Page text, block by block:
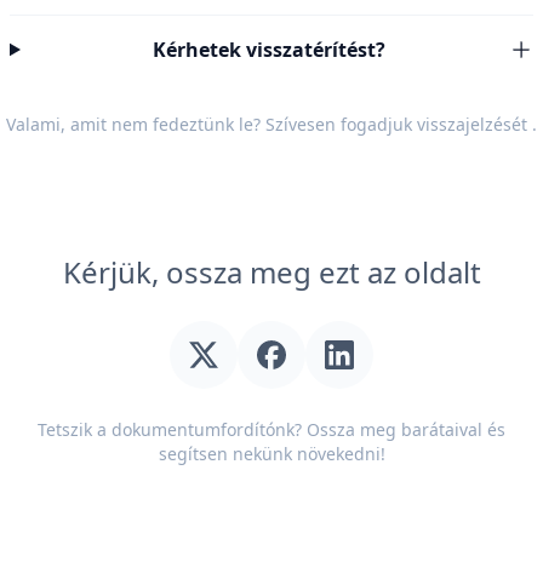
Kérhetek visszatérítést?
Valami, amit nem fedeztünk le? Szívesen fogadjuk visszajelzését .
Kérjük, ossza meg ezt az oldalt
Tetszik a dokumentumfordítónk? Ossza meg barátaival és
segítsen nekünk növekedni!